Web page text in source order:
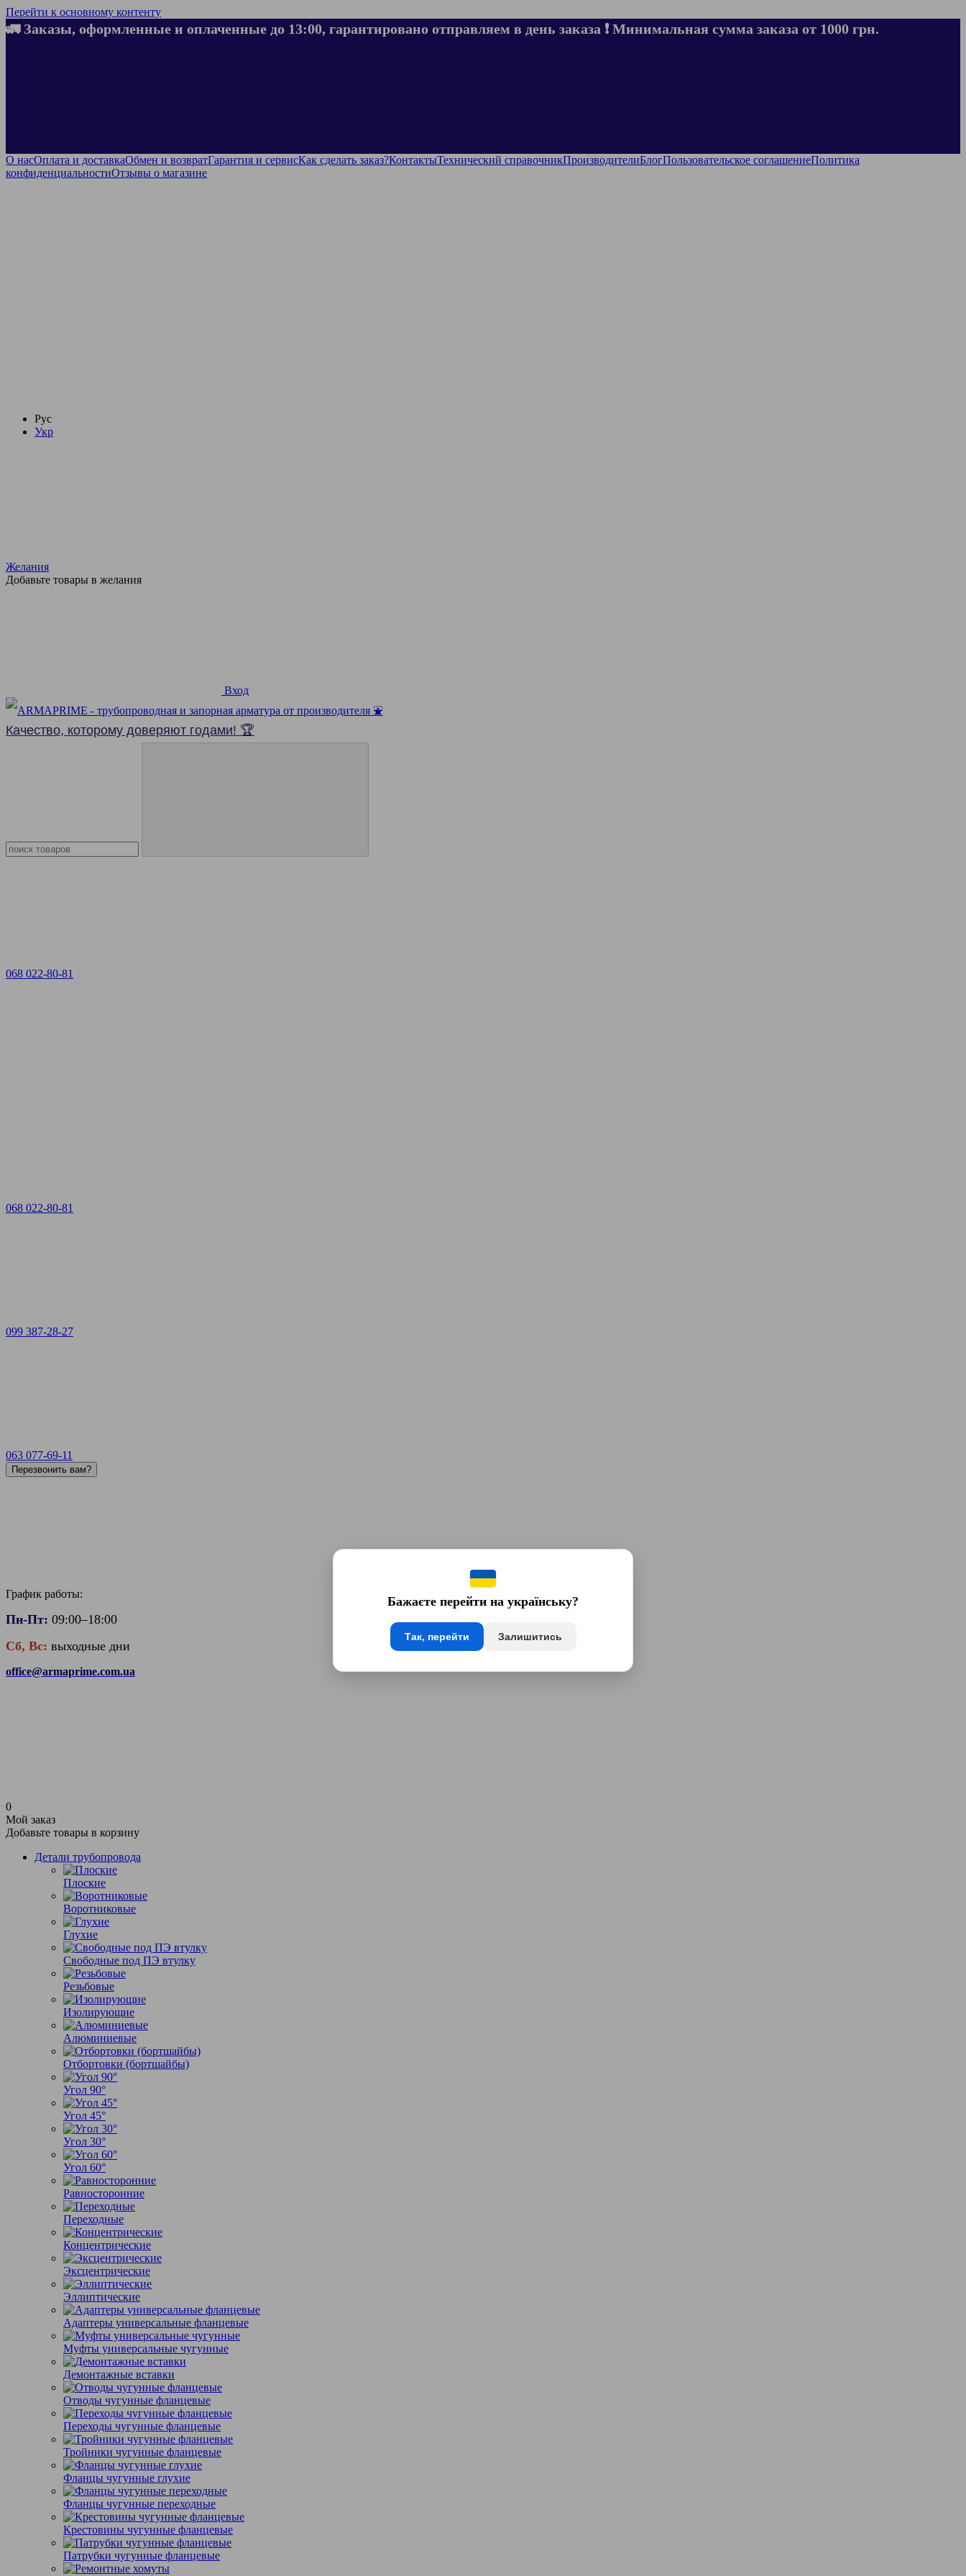
Перейти к основному контенту
🚛 Заказы, оформленные и оплаченные до 13:00, гарантировано отправляем в день заказа ❗ Минимальная сумма заказа от 1000 грн.
О насОплата и доставкаОбмен и возвратГарантия и сервисКак сделать заказ?КонтактыТехнический справочникПроизводителиБлогПользовательское соглашениеПолитика
конфиденциальностиОтзывы о магазине
Рус
Укр
Желания
Добавьте товары в желания
Вход
Качество, которому доверяют годами! 🏆
068 022-80-81
068 022-80-81
099 387-28-27
063 077-69-11
Перезвонить вам?
График работы:
Пн-Пт: 09:00–18:00
Сб, Вс: выходные дни
office@armaprime.com.ua
0
Мой заказ
Добавьте товары в корзину
Детали трубопровода
Плоские
Воротниковые
Глухие
Свободные под ПЭ втулку
Резьбовые
Изолирующие
Алюминиевые
Отбортовки (бортшайбы)
Угол 90°
Угол 45°
Угол 30°
Угол 60°
Равносторонние
Переходные
Концентрические
Эксцентрические
Эллиптические
Адаптеры универсальные фланцевые
Муфты универсальные чугунные
Демонтажные вставки
Отводы чугунные фланцевые
Переходы чугунные фланцевые
Тройники чугунные фланцевые
Фланцы чугунные глухие
Фланцы чугунные переходные
Крестовины чугунные фланцевые
Патрубки чугунные фланцевые
Бажаєте перейти на українську?
Так, перейти Залишитись